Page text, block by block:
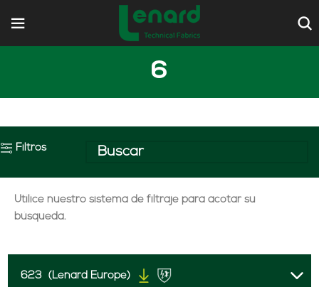
6
Filtros
Utilice nuestro sistema de filtraje para acotar su
búsqueda.
623 (Lenard Europe)